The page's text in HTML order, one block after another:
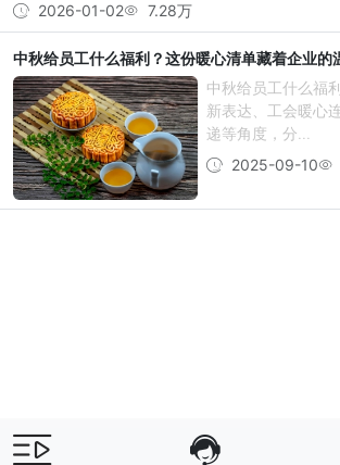
2026-01-02
7.28万
中秋给员工什么福利？这份暖心清单藏着企业的
中秋给员工什么福
新表达、工会暖心
递等角度，分...
2025-09-10